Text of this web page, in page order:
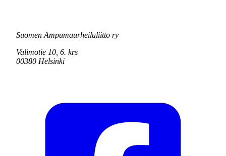
Suomen Ampumaurheiluliitto ry
Valimotie 10, 6. krs
00380 Helsinki